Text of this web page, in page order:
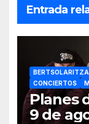
Entrada
BERTSOLARITZA
CONCIERTOS
Planes
9 de